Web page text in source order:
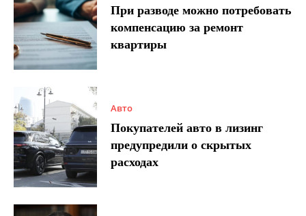
При разводе можно потребовать
компенсацию за ремонт
квартиры
Авто
Покупателей авто в лизинг
предупредили о скрытых
расходах